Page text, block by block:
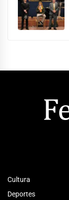
Cultura
Deportes